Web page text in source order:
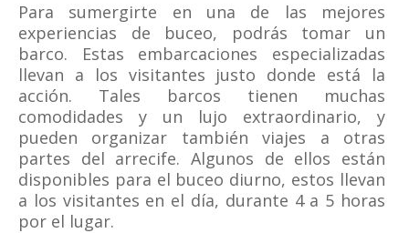
Para sumergirte en una de las mejores
experiencias de buceo, podrás tomar un
barco. Estas embarcaciones especializadas
llevan a los visitantes justo donde está la
acción. Tales barcos tienen muchas
comodidades y un lujo extraordinario, y
pueden organizar también viajes a otras
partes del arrecife. Algunos de ellos están
disponibles para el buceo diurno, estos llevan
a los visitantes en el día, durante 4 a 5 horas
por el lugar.